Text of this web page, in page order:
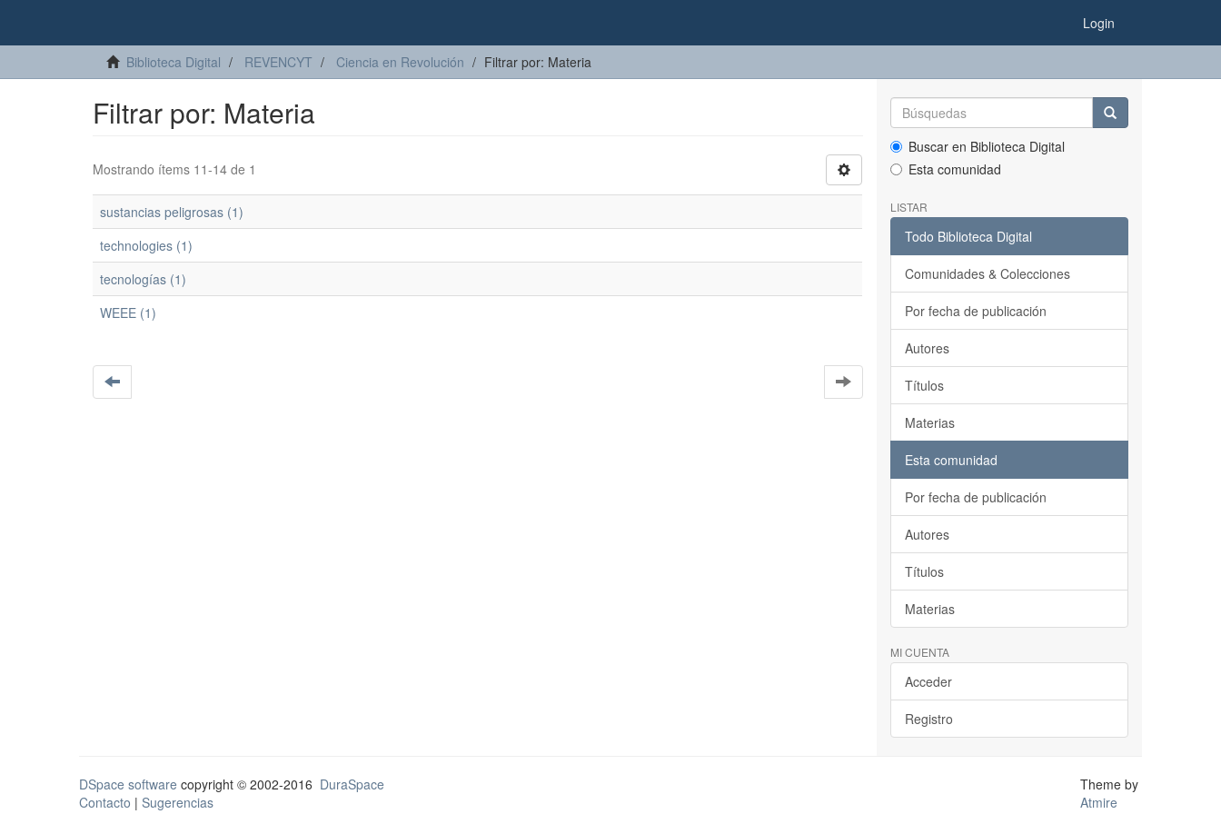
Login
Biblioteca Digital REVENCYT Ciencia en Revolución Filtrar por: Materia
Filtrar por: Materia
Mostrando ítems 11-14 de 1
sustancias peligrosas (1)
technologies (1)
tecnologías (1)
WEEE (1)
Buscar en Biblioteca Digital
Esta comunidad
LISTAR
Todo Biblioteca Digital
Comunidades & Colecciones
Por fecha de publicación
Autores
Títulos
Materias
Esta comunidad
Por fecha de publicación
Autores
Títulos
Materias
MI CUENTA
Acceder
Registro
DSpace software copyright © 2002-2016 DuraSpace
Contacto | Sugerencias
Theme by
Atmire